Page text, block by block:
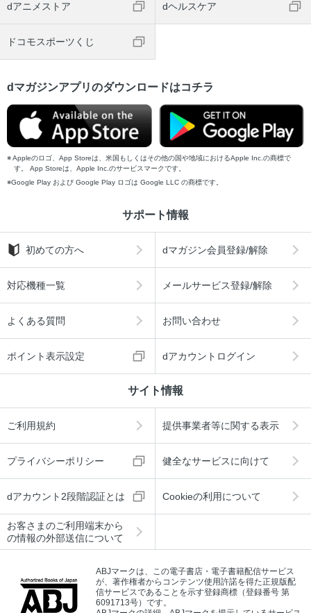
dアニメストア dヘルスケア
ドコモスポーツくじ
dマガジンアプリのダウンロードはコチラ
Appleのロゴ、App Storeは、米国もしくはその他の国や地域におけるApple Inc.の商標で
す。 App Storeは、Apple Inc.のサービスマークです。
Google Play および Google Play ロゴは Google LLC の商標です。
サポート情報
初めての方へ dマガジン会員登録/解除
対応機種一覧 メールサービス登録/解除
よくある質問 お問い合わせ
ポイント表示設定 dアカウントログイン
サイト情報
ご利用規約 提供事業者等に関する表示
プライバシーポリシー 健全なサービスに向けて
dアカウント2段階認証とは Cookieの利用について
お客さまのご利用端末から
の情報の外部送信について
ABJマークは、この電子書店・電子書籍配信サービス
が、著作権者からコンテンツ使用許諾を得た正規版配
信サービスであることを示す登録商標（登録番号 第
6091713号）です。